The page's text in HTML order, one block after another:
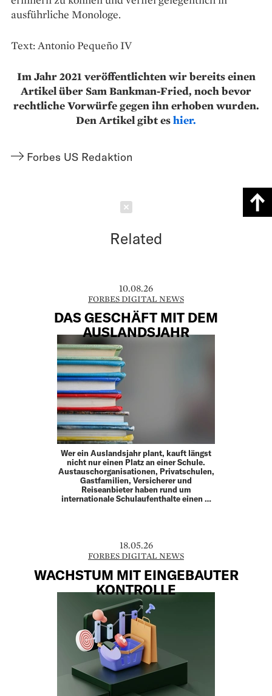
ausführliche Monologe.
Text: Antonio Pequeño IV
Im Jahr 2021 veröffentlichten wir bereits einen
Artikel über Sam Bankman-Fried, noch bevor
rechtliche Vorwürfe gegen ihn erhoben wurden.
Den Artikel gibt eshier.
Forbes US Redaktion
Related
10.08.26
FORBES DIGITAL NEWS
DAS GESCHÄFT MIT DEM
AUSLANDSJAHR
Wer ein Auslandsjahr plant, kauft längst
nicht nur einen Platz an einer Schule.
Austauschorganisationen, Privatschulen,
Gastfamilien, Versicherer und
Reiseanbieter haben rund um
internationale Schulaufenthalte einen …
18.05.26
FORBES DIGITAL NEWS
WACHSTUM MIT EINGEBAUTER
KONTROLLE